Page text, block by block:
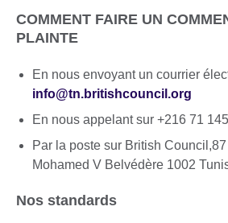
COMMENT FAIRE UN
PLAINTE
En nous envoyant un courrier
info@tn.britishcouncil.org
En nous appelant sur +216 71
Par la poste sur British
Mohamed V Belvédère 1002
Nos standards